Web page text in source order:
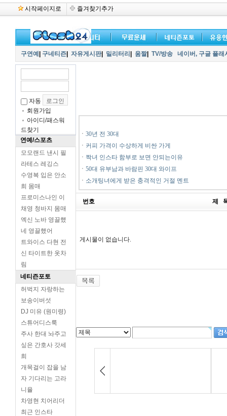
시작페이지로 즐겨찾기추가
구연예 구네티즌 자유게시판| 밀리터리 움짤| TV/방송 네이버, 구글 플
자동
회원가입
아이디/패스워
드찾기
연예/스포츠
모모랜드 낸시 필
라테스 레깅스
수영복 입은 안소
희 몸매
프로미스나인 이
채영 청바지 몸매
엑신 노바 영끌했
네 영끌했어
트와이스 다현 전
신 타이트한 옷차
림
네티즌포토
허벅지 자랑하는
보송이버섯
DJ 미유 (원미령)
스튜어디스룩
주사 한대 놔주고
싶은 간호사 갓세
희
개목걸이 잡을 남
자 기다리는 고라
니율
차영현 치어리더
최근 인스타
ㆍ 30년 전 30대
ㆍ 커피 가격이 수상하게 비싼 가게
ㆍ 짝녀 인스타 함부로 보면 안되는이유
ㆍ 50대 유부남과 바람핀 30대 와이프
ㆍ 소개팅녀에게 받은 충격적인 거절 멘트
번호 제
게시물이 없습니다.